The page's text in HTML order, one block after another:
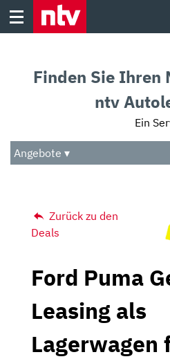
Skip
Audio
Das Beste
Finden Sie Ihren
ntv
Ein
Angebote ▾
Zurück zu den
Deals
Ford Puma
Leasing als
Lagerwagen